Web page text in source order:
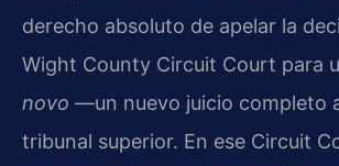
derecho absoluto de apelar la
Wight County Circuit Court para
novo —un nuevo juicio completo
tribunal superior. En ese Circuit